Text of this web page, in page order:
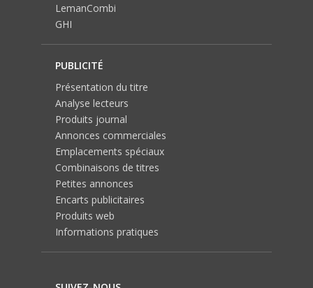
LemanCombi
GHI
PUBLICITÉ
Présentation du titre
Analyse lecteurs
Produits journal
Annonces commerciales
Emplacements spéciaux
Combinaisons de titres
Petites annonces
Encarts publicitaires
Produits web
Informations pratiques